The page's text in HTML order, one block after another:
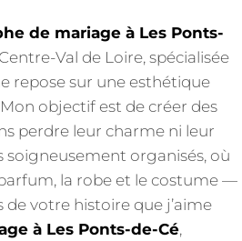
de mariage à Les Ponts-
Val de Loire, spécialisée
repose sur une esthétique
objectif est de créer des
perdre leur charme ni leur
organisés, où
la robe et le costume —
votre histoire que j’aime
à Les Ponts-de-Cé,